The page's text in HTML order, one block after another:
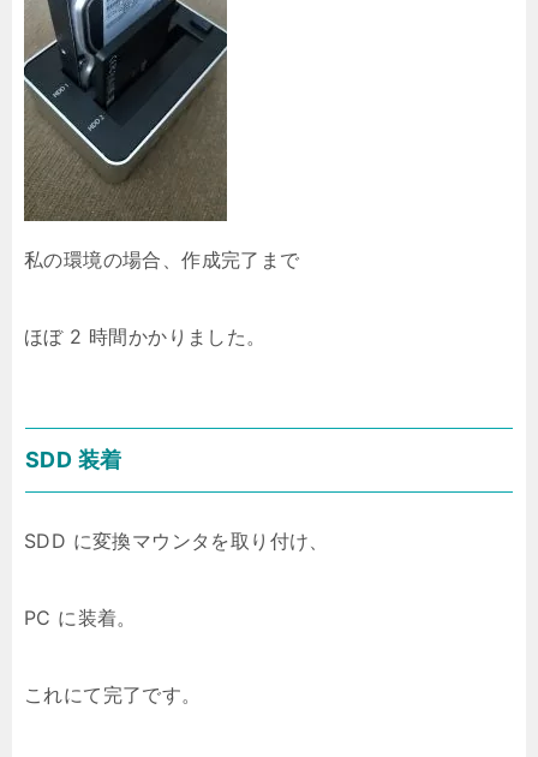
私の環境の場合、作成完了まで
ほぼ 2 時間かかりました。
SDD 装着
SDD に変換マウンタを取り付け、
PC に装着。
これにて完了です。